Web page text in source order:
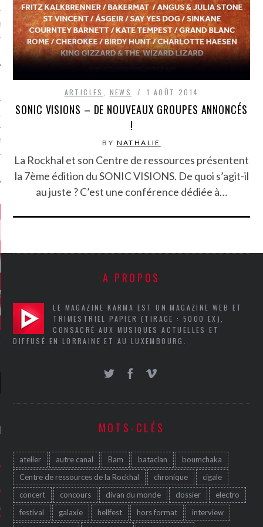
CRITIQUES
7.6
REV...
5.4
CLAN – A BE...
6.8
– HEL...
ARTICLES NEWS 1 AOÛT 2014
SONIC VISIONS – DE NOUVEAUX GROUPES ANNONCÉS
!
BY NATHALIE
La Rockhal et son Centre de ressources présentent
la 7ème édition du SONIC VISIONS. De quoi s’agit-il
au juste ? C’est une conférence dédiée à…
A PROPOS
LE MAGAZINE KARMA EST UN MAGAZINE WEB ET
TRIMESTRIEL PAPIER (TIRAGE : 5000 EX),
CONSACRÉ AUX MUSIQUES ACTUELLES ET
DIFFUSÉ EN LORRAINE ET AU LUXEMBOURG.
MOTS-CLÉS
atelier autre canal Bam bataclan
boumchaka
Centre de ressources de la Rockhal
chronique
cigale
concert
concours divan du monde dossier
electro
festival
galaxie hellfest hors format
interview